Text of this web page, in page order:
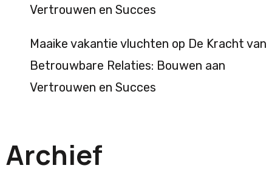
Vertrouwen en Succes
Maaike vakantie vluchten op De Kracht van
Betrouwbare Relaties: Bouwen aan
Vertrouwen en Succes
Archief